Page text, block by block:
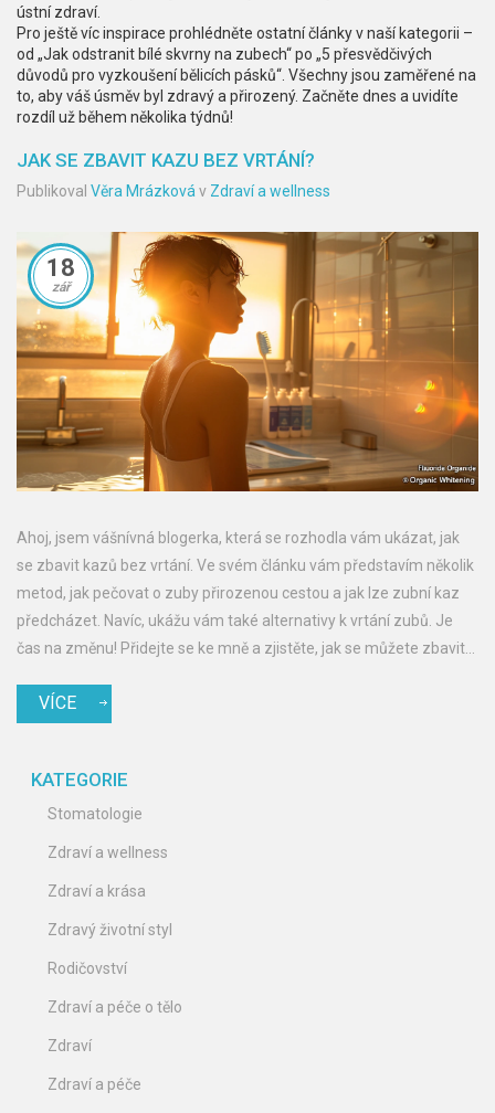
ústní zdraví.
Pro ještě víc inspirace prohlédněte ostatní články v naší kategorii –
od „Jak odstranit bílé skvrny na zubech“ po „5 přesvědčivých
důvodů pro vyzkoušení bělicích pásků“. Všechny jsou zaměřené na
to, aby váš úsměv byl zdravý a přirozený. Začněte dnes a uvidíte
rozdíl už během několika týdnů!
JAK SE ZBAVIT KAZU BEZ VRTÁNÍ?
Publikoval Věra Mrázková v Zdraví a wellness
18
zář
Ahoj, jsem vášnívná blogerka, která se rozhodla vám ukázat, jak
se zbavit kazů bez vrtání. Ve svém článku vám představím několik
metod, jak pečovat o zuby přirozenou cestou a jak lze zubní kaz
předcházet. Navíc, ukážu vám také alternativy k vrtání zubů. Je
čas na změnu! Přidejte se ke mně a zjistěte, jak se můžete zbavit
VÍCE
KATEGORIE
Stomatologie
Zdraví a wellness
Zdraví a krása
Zdravý životní styl
Rodičovství
Zdraví a péče o tělo
Zdraví
Zdraví a péče